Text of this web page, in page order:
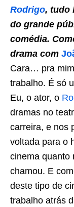
Rodrigo, tudo
do grande
comédia.
drama com
Cara… pra
trabalho. É só
Eu, o ator, o
dramas no
carreira, e nos
voltada para o
cinema quanto
chamou. E
deste tipo de
trabalho atrás